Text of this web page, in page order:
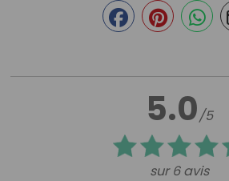
5.0/5
sur 6 avis